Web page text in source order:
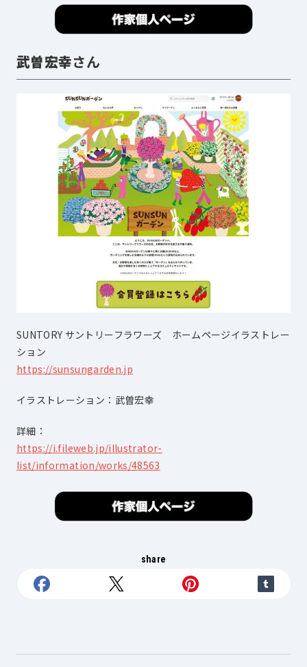
武曽宏幸さん
SUNTORY サントリーフラワーズ ホームページイラストレー
ション
https://sunsungarden.jp
イラストレーション：武曽宏幸
詳細：
https://i.fileweb.jp/illustrator-
list/information/works/48563
share